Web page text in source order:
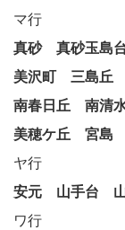
マ行
真砂
真砂玉島
美沢町
三島丘
南春日丘
南清
美穂ケ丘
宮島
ヤ行
安元
山手台
ワ行